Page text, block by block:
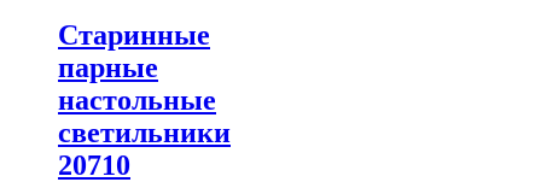
Старинные
парные
настольные
светильники
20710